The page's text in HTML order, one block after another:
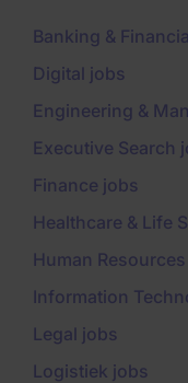
Banking &
Digital jobs
Engineering &
Executive Search
Finance jobs
Healthcare & Life
Human
Information
Legal jobs
Logistiek jobs